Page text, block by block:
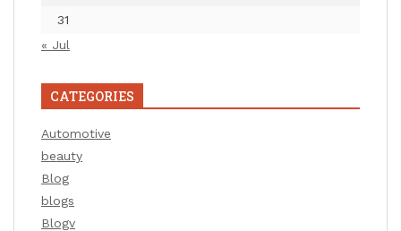
31
« Jul
CATEGORIES
Automotive
beauty
Blog
blogs
Blogv